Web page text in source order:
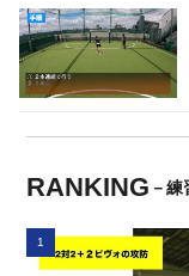
RANKING －
1